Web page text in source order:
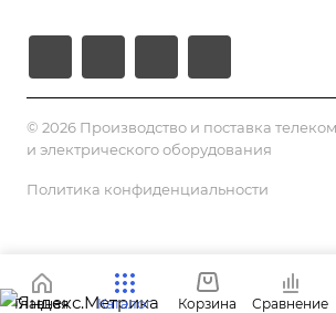
© 2026 Производство и поставка
и электрического оборудования
Политика конфиденциальности
Главная Каталог Корзина Сравнение